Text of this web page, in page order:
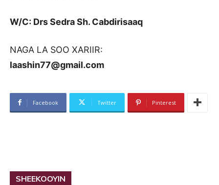
W/C: Drs Sedra Sh. Cabdirisaaq
NAGA LA SOO XARIIR:
laashin77@gmail.com
Facebook Twitter Pinterest
SHEEKOOYIN